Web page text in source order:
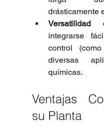
drásticamente
Versatilidad
integrarse
control
diversas
químicas.
Ventajas
su Planta